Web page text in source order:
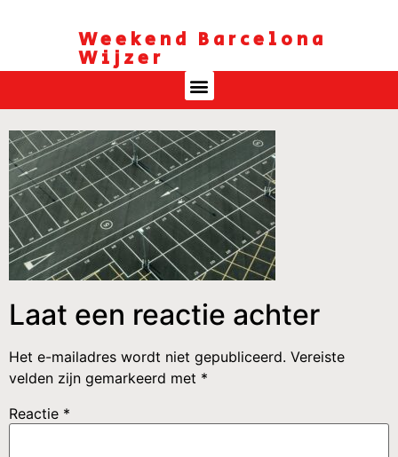
Weekend Barcelona
Wijzer
Laat een reactie achter
Het e-mailadres wordt niet gepubliceerd. Vereiste
velden zijn gemarkeerd met *
Reactie *